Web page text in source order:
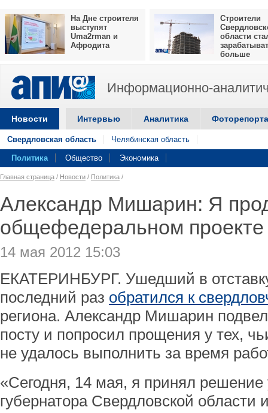
На Дне строителя
выступят
Uma2rman и
Афродита
Строители
области
больше
Информационно-
Новости Интервью Аналитика
Свердловская область Челябинская область
Политика Общество Экономика
Главная страница / Новости / Политика /
Александр Мишарин: Я
общефедеральном проекте
14 мая 2012 15:03
ЕКАТЕРИНБУРГ. Ушедший в
последний раз обратился к
региона. Александр Мишарин
посту и попросил прощения у тех,
не удалось выполнить за время
«Сегодня, 14 мая, я принял решение
губернатора Свердловской области